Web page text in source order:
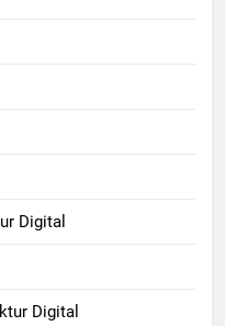
Digital
Digital